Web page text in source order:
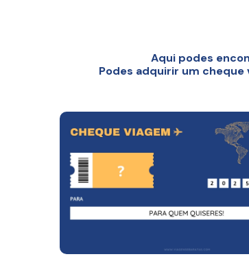
Aqui podes
Podes adquirir um